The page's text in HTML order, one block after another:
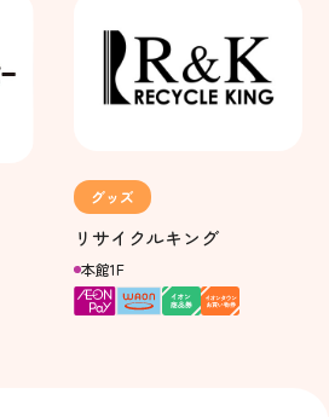
グッズ
リサイクルキング
本館1F